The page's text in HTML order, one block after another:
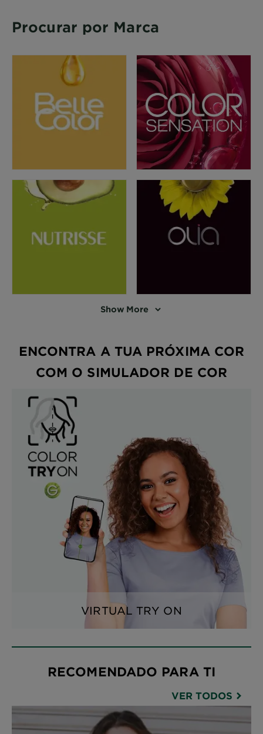
Procurar por Marca
Show More
ENCONTRA A TUA PRÓXIMA COR
COM O SIMULADOR DE COR
VIRTUAL TRY ON
RECOMENDADO PARA TI
VER TODOS